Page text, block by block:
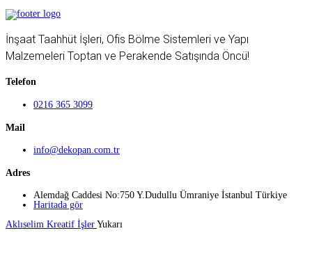
İnşaat Taahhüt İşleri, Ofis Bölme Sistemleri ve Yapı
Malzemeleri Toptan ve Perakende Satışında Öncü!
Telefon
0216 365 3099
Mail
info@dekopan.com.tr
Adres
Alemdağ Caddesi No:750 Y.Dudullu Ümraniye İstanbul Türkiye
Haritada gör
Aklıselim Kreatif İşler Yukarı